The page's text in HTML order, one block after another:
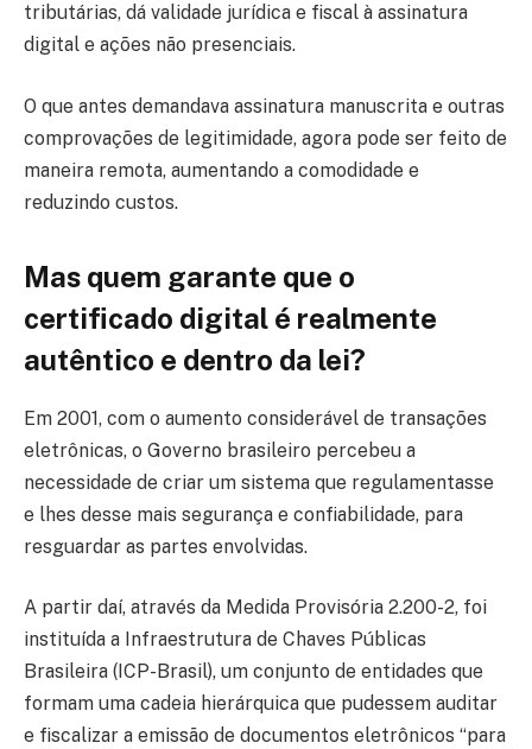
tributárias, dá validade jurídica e fiscal à assinatura
digital e ações não presenciais.
O que antes demandava assinatura manuscrita e outras
comprovações de legitimidade, agora pode ser feito de
maneira remota, aumentando a comodidade e
reduzindo custos.
Mas quem garante que o
certificado digital é realmente
autêntico e dentro da lei?
Em 2001, com o aumento considerável de transações
eletrônicas, o Governo brasileiro percebeu a
necessidade de criar um sistema que regulamentasse
e lhes desse mais segurança e confiabilidade, para
resguardar as partes envolvidas.
A partir daí, através da Medida Provisória 2.200-2, foi
instituída a Infraestrutura de Chaves Públicas
Brasileira (ICP-Brasil), um conjunto de entidades que
formam uma cadeia hierárquica que pudessem auditar
e fiscalizar a emissão de documentos eletrônicos “para